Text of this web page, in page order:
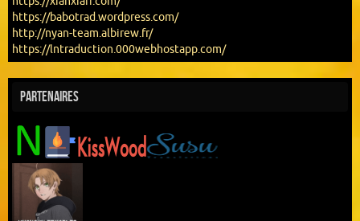
https://babotrad.wordpress.com/
http://nyan-team.albirew.fr/
https://lntraduction.000webhostapp.com/
Partenaires